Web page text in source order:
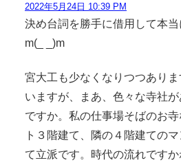
2022年5月24日 10:39 PM
決め台詞を勝手に借用して本
m(_ _)m
宮大工も少なくなりつつあり
いますが、まあ、色々な寺社
ですか。私の仕事場そばのお
ト３階建て、隣の４階建ての
て立派です。時代の流れですか